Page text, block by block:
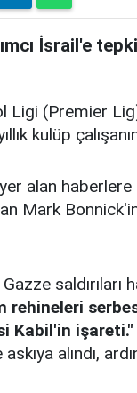
İsrail'e
Ligi (Premier
kulüp
yer alan
Mark
rehineleri
Kabil'in işareti."
alındı,